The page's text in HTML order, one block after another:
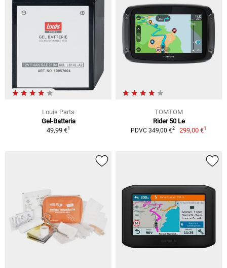
Louis Parts
Gel-Batteria
49,99 €1
TOMTOM
Rider 50 Le
PDVC 349,00 €2 299,00 €1